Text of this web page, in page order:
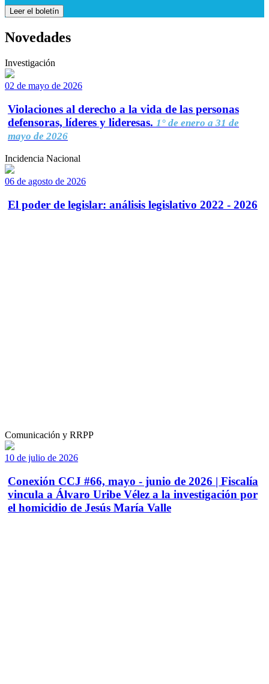
Leer el boletín
Novedades
Investigación
02 de mayo de 2026
Violaciones al derecho a la vida de las personas
defensoras, líderes y lideresas. 1° de enero a 31 de
mayo de 2026
Incidencia Nacional
06 de agosto de 2026
El poder de legislar: análisis legislativo 2022 - 2026
Comunicación y RRPP
10 de julio de 2026
Conexión CCJ #66, mayo - junio de 2026 | Fiscalía
vincula a Álvaro Uribe Vélez a la investigación por
el homicidio de Jesús María Valle